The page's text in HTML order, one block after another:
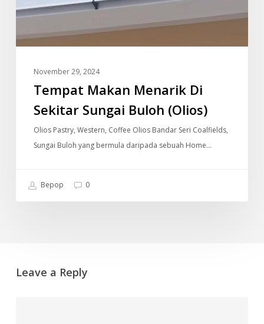
November 29, 2024
Tempat Makan Menarik Di
Sekitar Sungai Buloh (Olios)
Olios Pastry, Western, Coffee Olios Bandar Seri Coalfields,
Sungai Buloh yang bermula daripada sebuah Home…
Bepop 0
Leave a Reply